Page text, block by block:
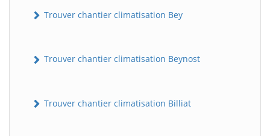
Trouver chantier climatisation Bey
Trouver chantier climatisation Beynost
Trouver chantier climatisation Billiat